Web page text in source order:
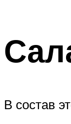
В состав